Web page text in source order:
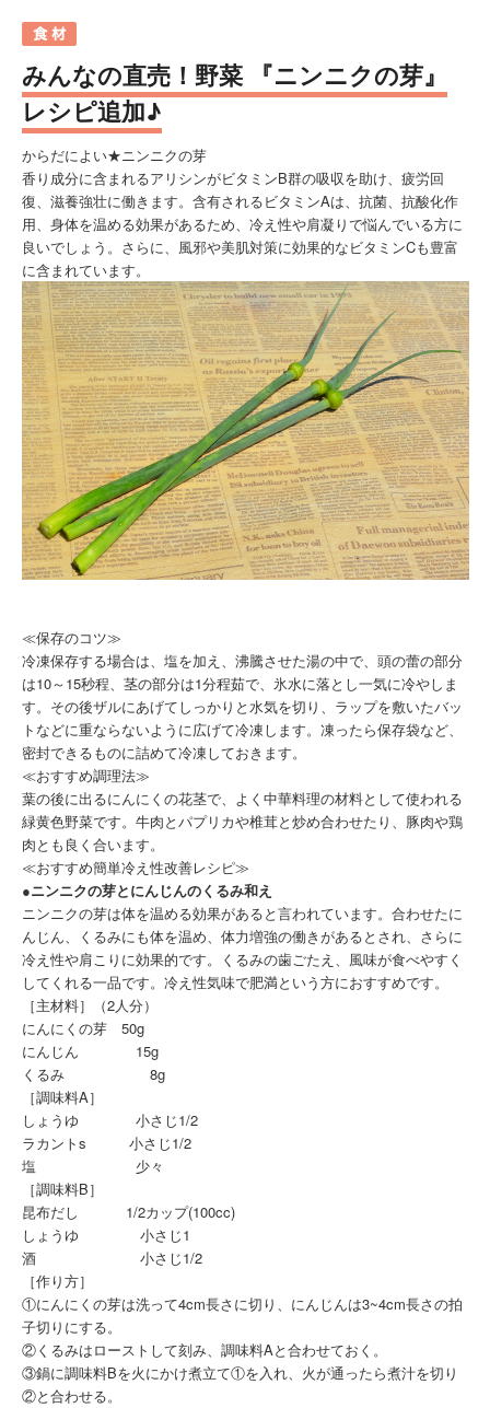
みんなの直売！野菜 『ニンニクの芽』
レシピ追加♪
からだによい★ニンニクの芽
香り成分に含まれるアリシンがビタミンB群の吸収を助け、疲労回
復、滋養強壮に働きます。含有されるビタミンAは、抗菌、抗酸化作
用、身体を温める効果があるため、冷え性や肩凝りで悩んでいる方に
良いでしょう。さらに、風邪や美肌対策に効果的なビタミンCも豊富
に含まれています。
≪保存のコツ≫
冷凍保存する場合は、塩を加え、沸騰させた湯の中で、頭の蕾の部分
は10～15秒程、茎の部分は1分程茹で、氷水に落とし一気に冷やしま
す。その後ザルにあげてしっかりと水気を切り、ラップを敷いたバッ
トなどに重ならないように広げて冷凍します。凍ったら保存袋など、
密封できるものに詰めて冷凍しておきます。
≪おすすめ調理法≫
葉の後に出るにんにくの花茎で、よく中華料理の材料として使われる
緑黄色野菜です。牛肉とパプリカや椎茸と炒め合わせたり、豚肉や鶏
肉とも良く合います。
≪おすすめ簡単冷え性改善レシピ≫
●ニンニクの芽とにんじんのくるみ和え
ニンニクの芽は体を温める効果があると言われています。合わせたに
んじん、くるみにも体を温め、体力増強の働きがあるとされ、さらに
冷え性や肩こりに効果的です。くるみの歯ごたえ、風味が食べやすく
してくれる一品です。冷え性気味で肥満という方におすすめです。
［主材料］（2人分）
にんにくの芽 50g
にんじん 15g
くるみ 8g
［調味料A］
しょうゆ 小さじ1/2
ラカントs 小さじ1/2
塩 少々
［調味料B］
昆布だし 1/2カップ(100cc)
しょうゆ 小さじ1
酒 小さじ1/2
［作り方］
①にんにくの芽は洗って4cm長さに切り、にんじんは3~4cm長さの拍
子切りにする。
②くるみはローストして刻み、調味料Aと合わせておく。
③鍋に調味料Bを火にかけ煮立て①を入れ、火が通ったら煮汁を切り
②と合わせる。